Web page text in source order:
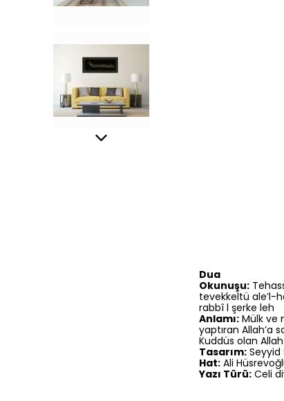
Dua
Okunuşu:
tevekkeltü ale’l-
rabbî l şerke leh
Anlamı: Mülk ve
yaptıran Allah’a
Kuddüs olan
Tasarım: Seyyid
Hat: Ali
Yazı Türü: Celi